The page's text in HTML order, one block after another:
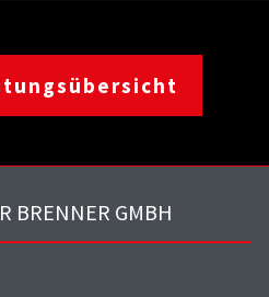
BRENNER GMBH